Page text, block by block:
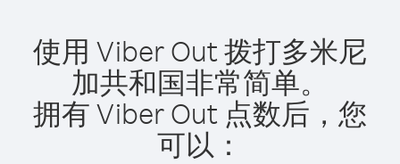
使用 Viber Out 拨打多米尼
加共和国非常简单。
拥有 Viber Out 点数后，您
可以：